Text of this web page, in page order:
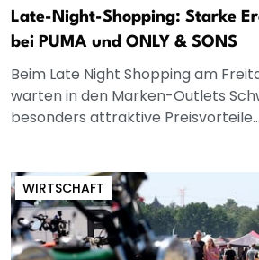
Late-Night-Shopping: Starke
bei PUMA und ONLY & SONS
Beim Late Night Shopping am
warten in den Marken-Outlets
besonders attraktive
WIRTSCHAFT